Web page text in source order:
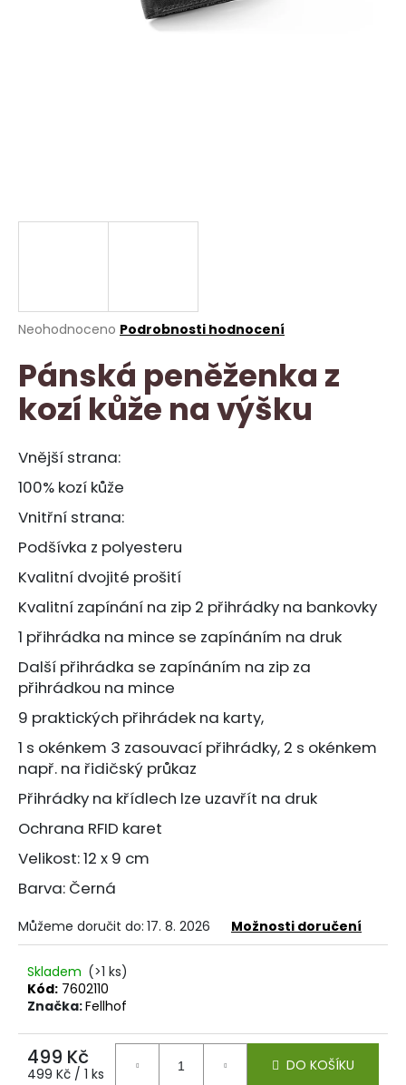
Průměrné
produktu
je
0,0
hvězdiček.
Neohodnoceno Podrobnosti hodnocení
Pánská peněženka z
kozí kůže na výšku
Vnější strana:
100% kozí kůže
Vnitřní strana:
Podšívka z polyesteru
Kvalitní dvojité prošití
Kvalitní zapínání na zip 2 přihrádky na bankovky
1 přihrádka na mince se zapínáním na druk
Další přihrádka se zapínáním na zip za
přihrádkou na mince
9 praktických přihrádek na karty,
1 s okénkem 3 zasouvací přihrádky, 2 s okénkem
např. na řidičský průkaz
Přihrádky na křídlech lze uzavřít na druk
Ochrana RFID karet
Velikost: 12 x 9 cm
Barva: Černá
Můžeme doručit do: 17. 8. 2026 Možnosti doručení
Skladem (>1 ks)
Kód: 7602110
Značka:Fellhof
499 Kč
Měrná
499 Kč / 1 ks DO KOŠÍKU
o
p
r
u
č
j
e
m
e
NA
S
AUTOMATIKOU
440
Kč